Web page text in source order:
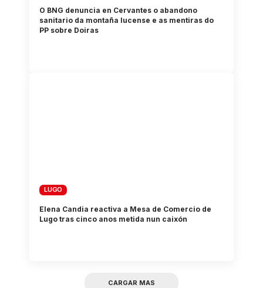
O BNG denuncia en Cervantes o abandono
sanitario da montaña lucense e as mentiras do
PP sobre Doiras
LUGO
Elena Candia reactiva a Mesa de Comercio de
Lugo tras cinco anos metida nun caixón
CARGAR MAS